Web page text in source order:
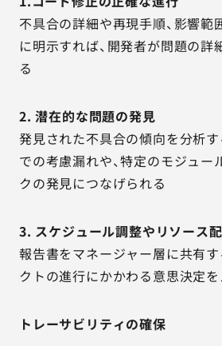
不具合の詳細や再現手順、影響範
に明示すれば、開発者が問題の詳
る
2. 潜在的な問題の発見
発見された不具合の傾向を分析す
での考慮漏れや、特定のモジュー
クの発見につなげられる
3. スケジュール調整やリソース
報告書をマネージャー層に共有す
クトの進行にかかわる意思決定
トレーサビリティの確保